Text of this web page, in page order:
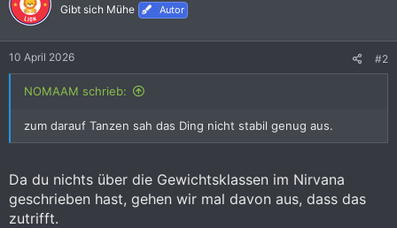
o
n
:
Gibt sich Mühe Autor
10 April 2026 #2
NOMAAM schrieb:
zum darauf Tanzen sah das Ding nicht stabil genug aus.
Da du nichts über die Gewichtsklassen im Nirvana
geschrieben hast, gehen wir mal davon aus, dass das
zutrifft.